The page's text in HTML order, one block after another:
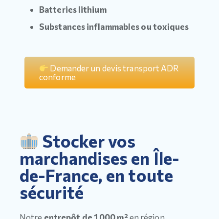
Batteries lithium
Substances inflammables ou toxiques
Demander un devis transport ADR
conforme
Stocker vos
marchandises en Île-
de-France, en toute
sécurité